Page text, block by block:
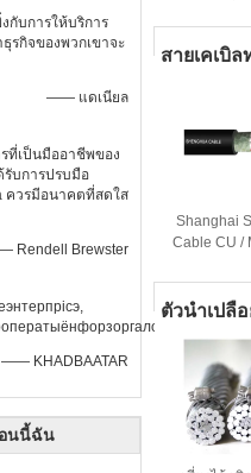
กับการให้บริการ
รกิจของพวกเขาจะ
—— แดเนียล
ที่เป็นมืออาชีพของ
บการปรบมือ
ควรมีอนาคตที่สดใส
Rendell Brewster
—— KHADBAATAR
นนี้ฉัน
สายเคเบิล
Shanghai
Cable CU /
คว
ตัวนำเปลื